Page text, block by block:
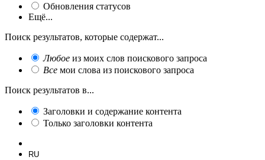
Обновления статусов
Ещё...
Поиск результатов, которые содержат...
Любое из моих слов поискового запроса
Все мои слова из поискового запроса
Поиск результатов в...
Заголовки и содержание контента
Только заголовки контента
RU